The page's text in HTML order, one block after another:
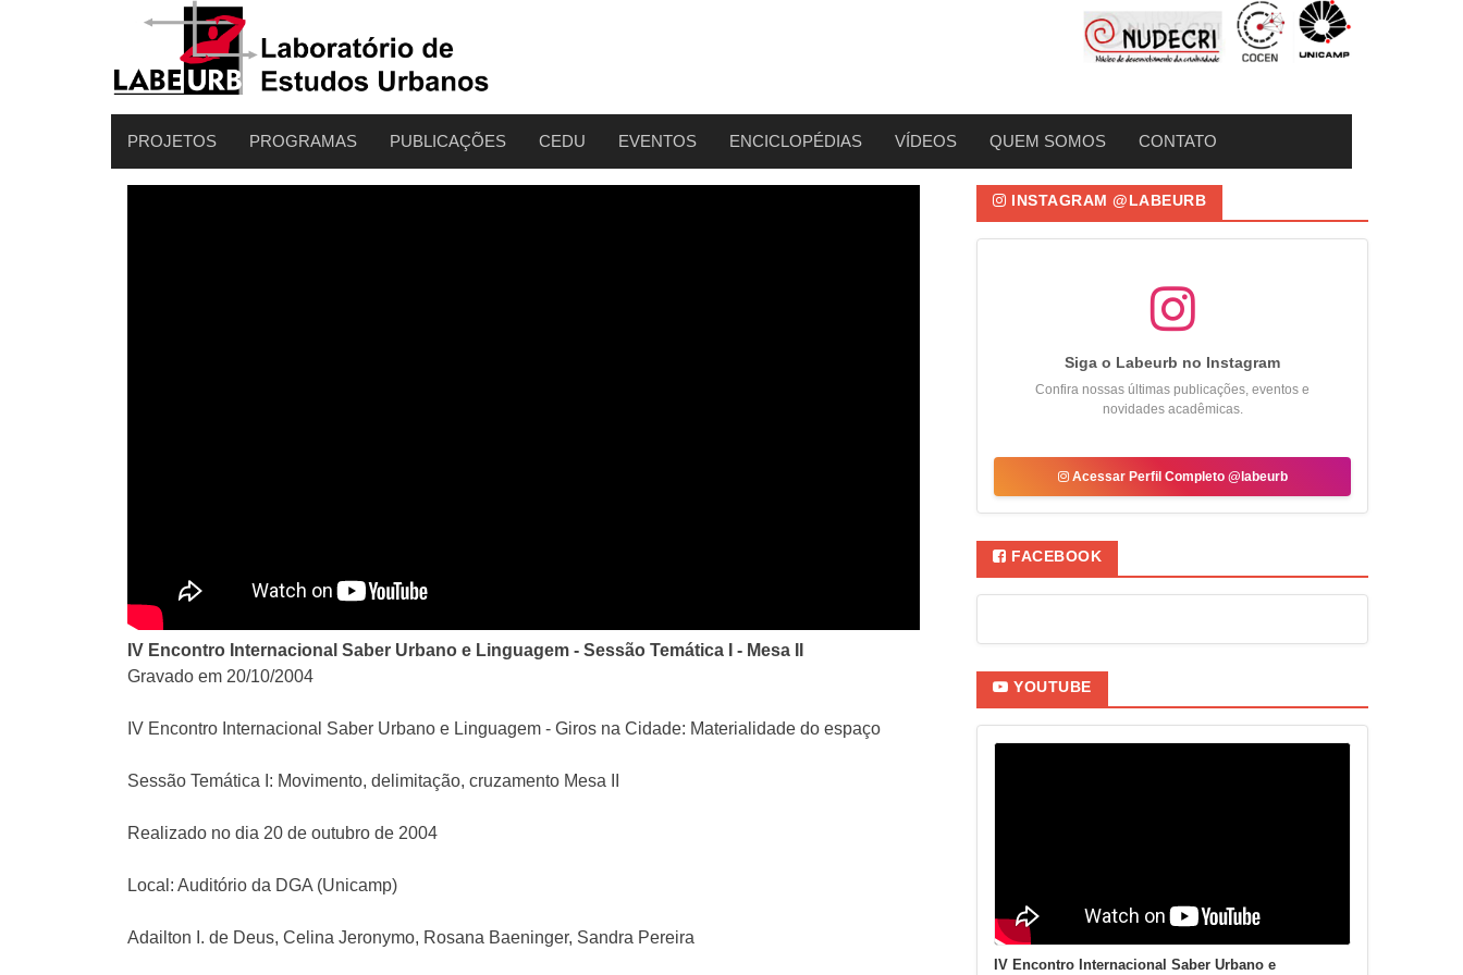
PROJETOS PROGRAMAS PUBLICAÇÕES CEDU EVENTOS ENCICLOPÉDIAS VÍDEOS QUEM SOMOS CONTATO
IV Encontro Internacional Saber Urbano e Linguagem - Sessão Temática I - Mesa II
Gravado em 20/10/2004
IV Encontro Internacional Saber Urbano e Linguagem - Giros na Cidade: Materialidade do espaço
Sessão Temática I: Movimento, delimitação, cruzamento Mesa II
Realizado no dia 20 de outubro de 2004
Local: Auditório da DGA (Unicamp)
Adailton I. de Deus, Celina Jeronymo, Rosana Baeninger, Sandra Pereira
INSTAGRAM @LABEURB
Siga o Labeurb no Instagram
Confira nossas últimas publicações, eventos e
novidades acadêmicas.
Acessar Perfil Completo @labeurb
FACEBOOK
YOUTUBE
IV Encontro Internacional Saber Urbano e